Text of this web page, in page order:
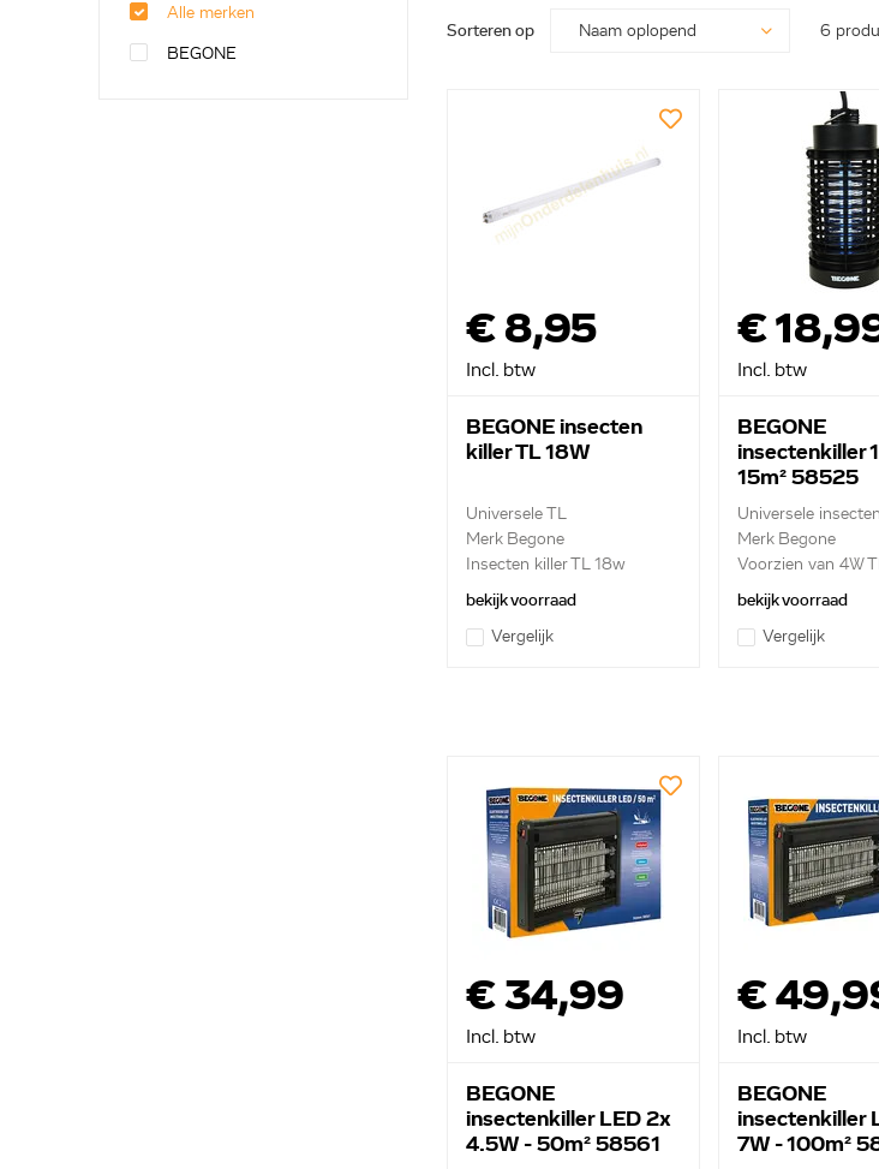
Alle merken
BEGONE
Sorteren op 6
€ 8,95
Incl. btw
BEGONE insecten
killer TL 18W
Universele TL
Merk Begone
Insecten killer TL 18w
bekijk voorraad
Vergelijk
€
Incl. btw
BEGONE
insectenkiller
15m² 58525
Universele
Merk Begone
Voorzien van 4W
bekijk voorraad
Vergelijk
€ 34,99
Incl. btw
BEGONE
insectenkiller LED 2x
4.5W - 50m² 58561
€
Incl. btw
BEGONE
insectenkiller
7W - 100m²